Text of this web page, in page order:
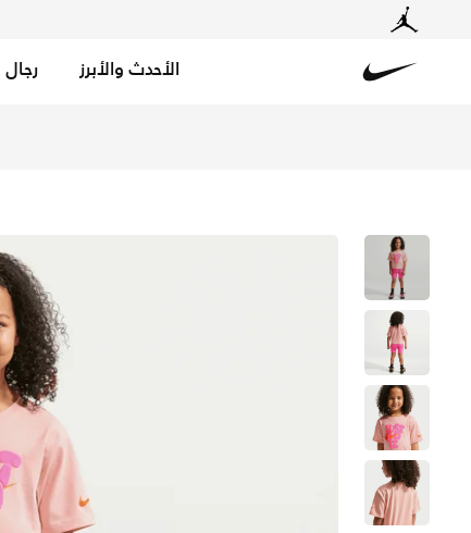
الأحدث والأبرز رجال